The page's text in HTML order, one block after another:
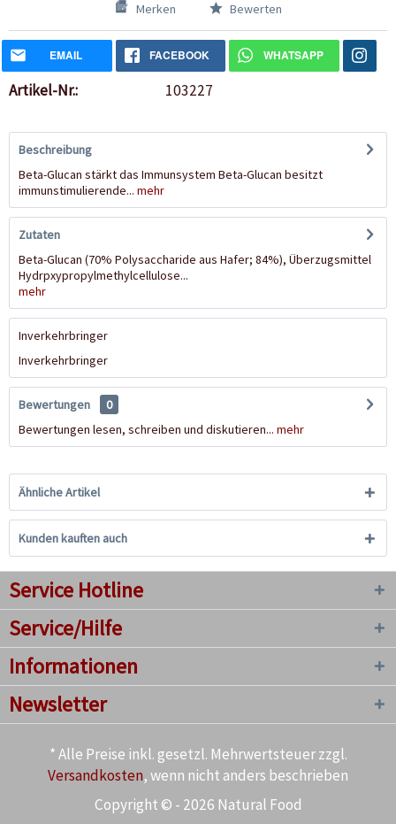
Merken Bewerten
EMAIL FACEBOOK WHATSAPP
Artikel-Nr.: 103227
Beschreibung
Beta-Glucan stärkt das Immunsystem Beta-Glucan besitzt
immunstimulierende... mehr
Zutaten
Beta-Glucan (70% Polysaccharide aus Hafer; 84%), Überzugsmittel
Hydrpxypropylmethylcellulose...
mehr
Inverkehrbringer
Inverkehrbringer
Bewertungen
0
Bewertungen lesen, schreiben und diskutieren... mehr
Ähnliche Artikel
Kunden kauften auch
Service Hotline
Service/Hilfe
Informationen
Newsletter
* Alle Preise inkl. gesetzl. Mehrwertsteuer zzgl.
Versandkosten, wenn nicht anders beschrieben
Copyright © - 2026 Natural Food